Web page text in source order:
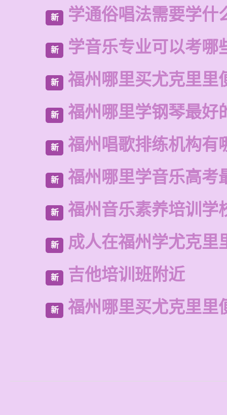
新 学通俗唱法需要学什
新 学音乐专业可以考哪
新 福州哪里买尤克里里
新 福州哪里学钢琴最好
新 福州唱歌排练机构有
新 福州哪里学音乐高考
新 福州音乐素养培训学
新 成人在福州学尤克里
新 吉他培训班附近
新 福州哪里买尤克里里